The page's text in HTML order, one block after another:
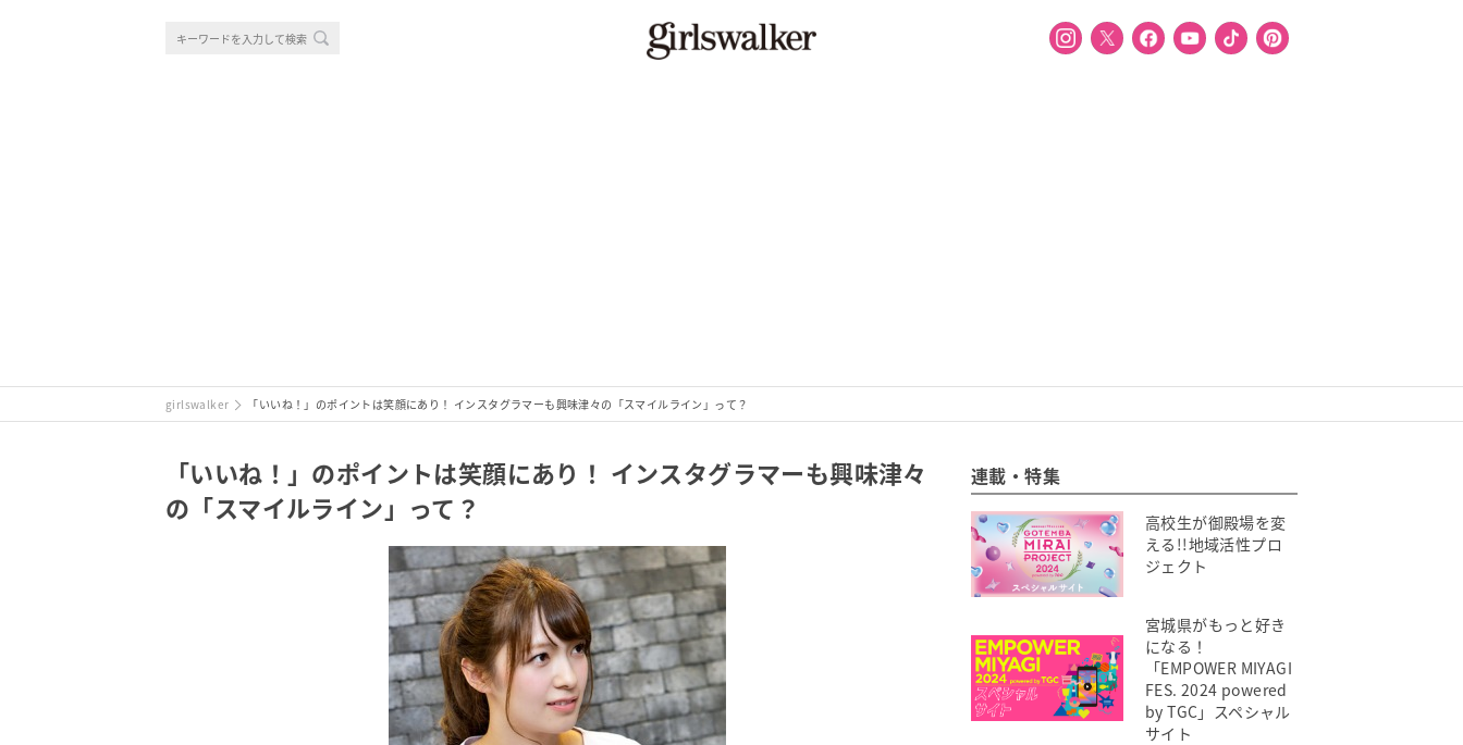
girlswalker 「いいね！」のポイントは笑顔にあり！ インスタグラマーも興味津々の「スマイルライン」って？
「いいね！」のポイントは笑顔にあり！ インスタグラマーも興味津々
の「スマイルライン」って？
連載・特集
高校生が御殿場を変
える!!地域活性プロ
ジェクト
宮城県がもっと好き
になる！
「EMPOWER MIYAGI
FES. 2024 powered
by TGC」スペシャル
サイト